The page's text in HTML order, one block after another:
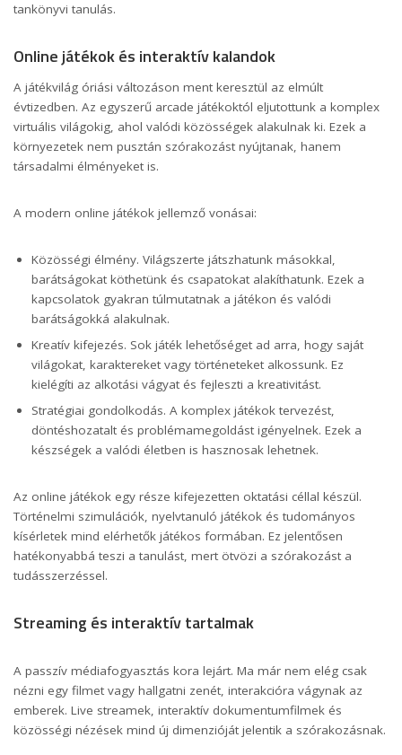
tankönyvi tanulás.
Online játékok és interaktív kalandok
A játékvilág óriási változáson ment keresztül az elmúlt
évtizedben. Az egyszerű arcade játékoktól eljutottunk a komplex
virtuális világokig, ahol valódi közösségek alakulnak ki. Ezek a
környezetek nem pusztán szórakozást nyújtanak, hanem
társadalmi élményeket is.
A modern online játékok jellemző vonásai:
Közösségi élmény. Világszerte játszhatunk másokkal,
barátságokat köthetünk és csapatokat alakíthatunk. Ezek a
kapcsolatok gyakran túlmutatnak a játékon és valódi
barátságokká alakulnak.
Kreatív kifejezés. Sok játék lehetőséget ad arra, hogy saját
világokat, karaktereket vagy történeteket alkossunk. Ez
kielégíti az alkotási vágyat és fejleszti a kreativitást.
Stratégiai gondolkodás. A komplex játékok tervezést,
döntéshozatalt és problémamegoldást igényelnek. Ezek a
készségek a valódi életben is hasznosak lehetnek.
Az online játékok egy része kifejezetten oktatási céllal készül.
Történelmi szimulációk, nyelvtanuló játékok és tudományos
kísérletek mind elérhetők játékos formában. Ez jelentősen
hatékonyabbá teszi a tanulást, mert ötvözi a szórakozást a
tudásszerzéssel.
Streaming és interaktív tartalmak
A passzív médiafogyasztás kora lejárt. Ma már nem elég csak
nézni egy filmet vagy hallgatni zenét, interakcióra vágynak az
emberek. Live streamek, interaktív dokumentumfilmek és
közösségi nézések mind új dimenzióját jelentik a szórakozásnak.